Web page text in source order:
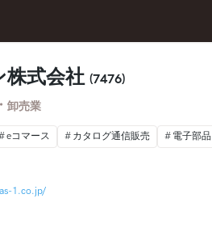
株式会社 (7476)
・ 卸売業
eコマース カタログ通信販売 電子部品
1.co.jp/